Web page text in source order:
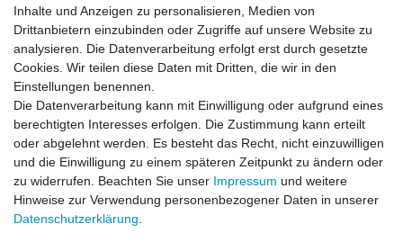
Zahlung und Versand
Impressum Daten­schutz­erklärung AGB
Barrierefreiheitserklärung Widerrufs­recht
Inhalte und Anzeigen zu personalisieren, Medien von
Drittanbietern einzubinden oder Zugriffe auf unsere Website zu
analysieren. Die Datenverarbeitung erfolgt erst durch gesetzte
Cookies. Wir teilen diese Daten mit Dritten, die wir in den
Einstellungen benennen.
Die Datenverarbeitung kann mit Einwilligung oder aufgrund eines
berechtigten Interesses erfolgen. Die Zustimmung kann erteilt
oder abgelehnt werden. Es besteht das Recht, nicht einzuwilligen
und die Einwilligung zu einem späteren Zeitpunkt zu ändern oder
zu widerrufen. Beachten Sie unser Impressum und weitere
Hinweise zur Verwendung personenbezogener Daten in unserer
Daten­schutz­erklärung